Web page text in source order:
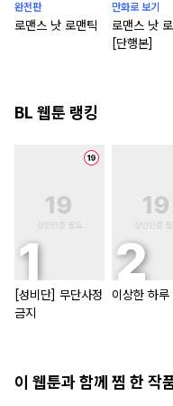
완전판
로맨스 낫 로맨틱
만화로 보기
로맨스 낫
[단행본]
BL 웹툰 랭킹
[성비단] 무단사정
금지
이상한 하루
이 웹툰과 함께 찜 한 작